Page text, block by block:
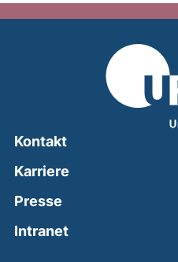
Kontakt
Karriere
Presse
Intranet(external link,